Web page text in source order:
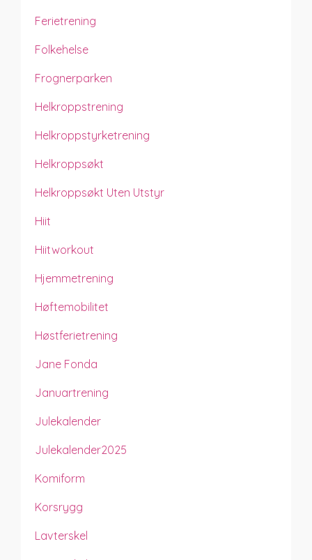
Ferietrening
Folkehelse
Frognerparken
Helkroppstrening
Helkroppstyrketrening
Helkroppsøkt
Helkroppsøkt Uten Utstyr
Hiit
Hiitworkout
Hjemmetrening
Høftemobilitet
Høstferietrening
Jane Fonda
Januartrening
Julekalender
Julekalender2025
Komiform
Korsrygg
Lavterskel